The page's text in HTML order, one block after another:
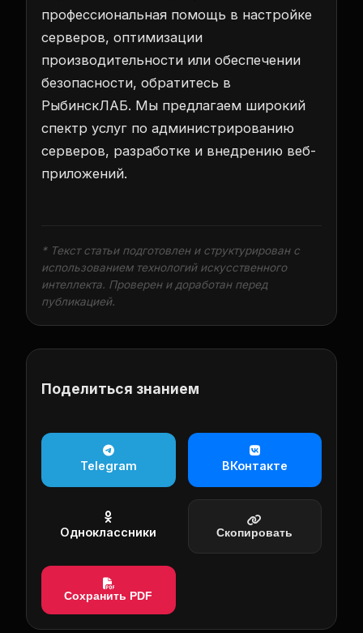
профессиональная помощь в настройке
серверов, оптимизации
производительности или обеспечении
безопасности, обратитесь в
РыбинскЛАБ. Мы предлагаем широкий
спектр услуг по администрированию
серверов, разработке и внедрению веб-
приложений.
* Текст статьи подготовлен и структурирован с
использованием технологий искусственного
интеллекта. Проверен и доработан перед
публикацией.
Поделиться знанием
Telegram ВКонтакте
Одноклассники Скопировать
Сохранить PDF